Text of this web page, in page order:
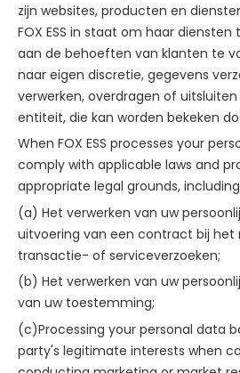
zijn websites, producten en
FOX ESS in staat om haar
aan de behoeften van klanten te
naar eigen discretie, gegevens
verwerken, overdragen of uitsluiten
entiteit, die kan worden bekeken
When FOX ESS processes your
comply with applicable laws and
appropriate legal grounds,
(a) Het verwerken van uw
uitvoering van een contract bij het
transactie- of serviceverzoeken;
(b) Het verwerken van uw
van uw toestemming;
(c)Processing your personal data
party's legitimate interests when